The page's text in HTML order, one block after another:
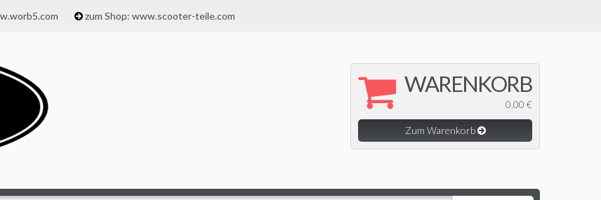
zum Shop: www.scooter-teile.com
WARENKORB
0,00 €
Zum Warenkorb